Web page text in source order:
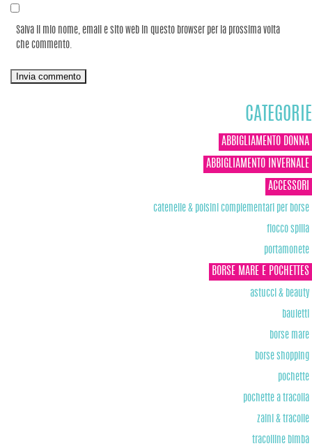
Salva il mio nome, email e sito web in questo browser per la prossima volta
che commento.
CATEGORIE
ABBIGLIAMENTO DONNA
ABBIGLIAMENTO INVERNALE
ACCESSORI
catenelle & polsini complementari per borse
fiocco spilla
portamonete
BORSE MARE E POCHETTES
astucci & beauty
bauletti
borse mare
borse shopping
pochette
pochette a tracolla
zaini & tracolle
tracolline bimba